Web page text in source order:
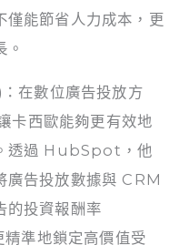
僅能節省人力成本，更
：在數位廣告投放方
西歐能夠更有效地
透過 HubSpot，他
廣告投放數據與 CRM
的投資報酬率
準地鎖定高價值受